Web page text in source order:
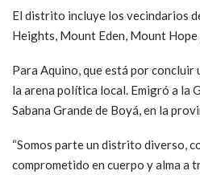
El distrito incluye los vecindarios
Heights, Mount Eden, Mount
Para Aquino, que está por
la arena política local. Emigró a la
Sabana Grande de Boyá, en la
“Somos parte un distrito diverso,
comprometido en cuerpo y alma a